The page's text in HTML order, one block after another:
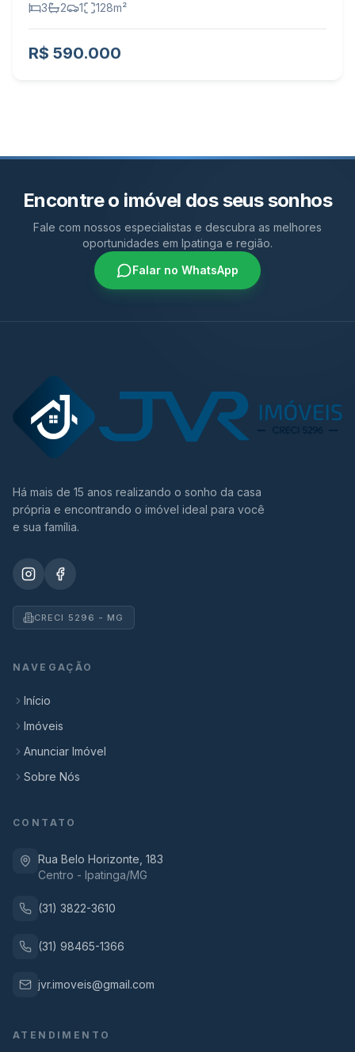
3 2 1 128m²
R$ 590.000
Encontre o imóvel dos seus sonhos
Fale com nossos especialistas e descubra as melhores
oportunidades em Ipatinga e região.
Falar no WhatsApp
Há mais de 15 anos realizando o sonho da casa
própria e encontrando o imóvel ideal para você
e sua família.
CRECI 5296 - MG
NAVEGAÇÃO
Início
Imóveis
Anunciar Imóvel
Sobre Nós
CONTATO
Rua Belo Horizonte, 183
Centro - Ipatinga/MG
(31) 3822-3610
(31) 98465-1366
jvr.imoveis@gmail.com
ATENDIMENTO